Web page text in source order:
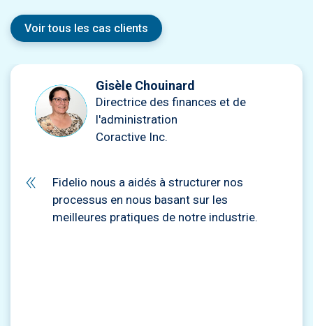
Voir tous les cas clients
Gisèle Chouinard
Directrice des finances et de
l'administration
Coractive Inc.
Fidelio nous a aidés à structurer nos
processus en nous basant sur les
meilleures pratiques de notre industrie.